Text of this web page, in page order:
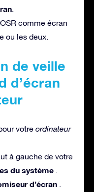
comme écran
ou les deux.
de veille
d’écran
votre ordinateur
à gauche de votre
du système
d’écran